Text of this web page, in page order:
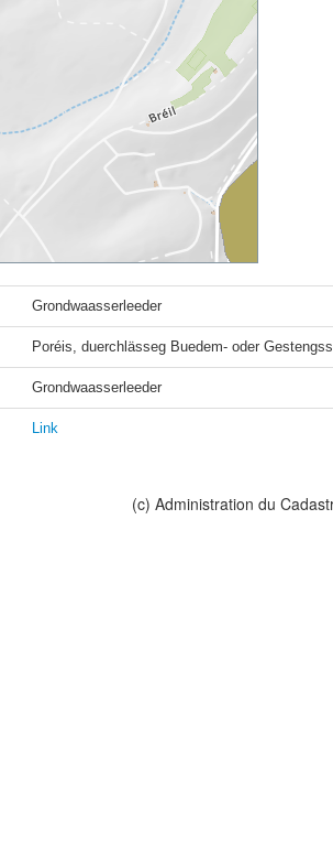
Grondwaasserleeder
Poréis, duerchlässeg Buedem- oder
Grondwaasserleeder
Link
(c) Administration du